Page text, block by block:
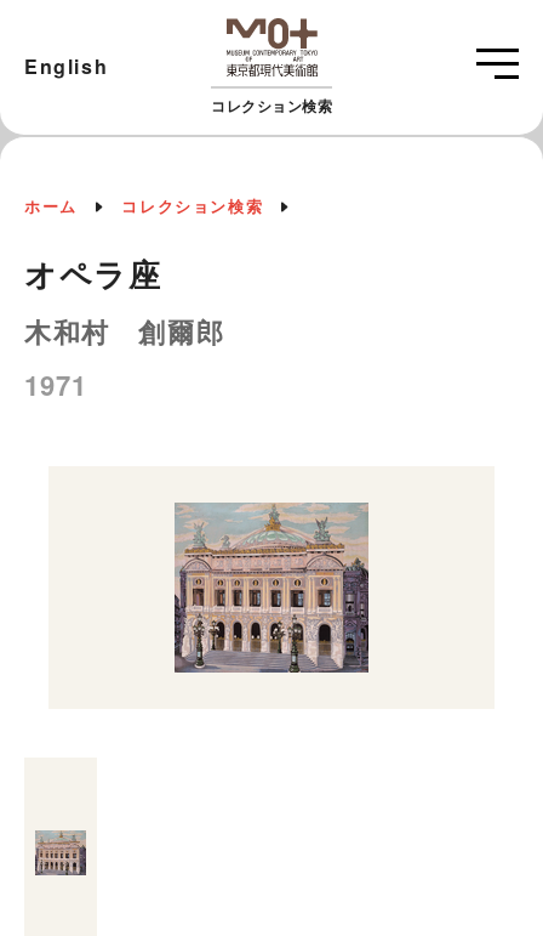
コレクション検索
English
ホーム コレクション検索
オペラ座
木和村 創爾郎
1971